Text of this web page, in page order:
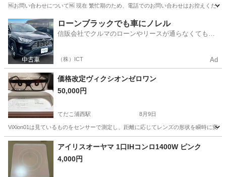
🆖お問い合わせについて🆖 現在 繁忙期のため、電話でのお問い合わせはお控えくだ
沖縄 宜野湾市 キッチン家電 商品
ローンブラックでも車にノレル
信販会社でクルマのローンやリースが通らなくてもク
（株）ICT Ad
価格改定ヴィクシオンゼロワン
50,000円
てだこ浦西駅 8月9日
ViXion01は見ているものをセンサーで測定し、距離に応じてレンズの形状を瞬時に変
沖縄 中頭郡 てだこ浦西駅
アイリスオーヤマ 1口IHコンロ1400W ピンク
4,000円